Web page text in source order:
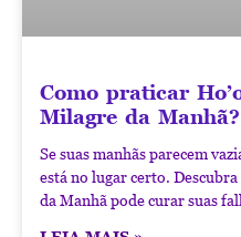
Como praticar
Milagre da Manhã?
Se suas manhãs parecem
está no lugar certo.
da Manhã pode curar suas